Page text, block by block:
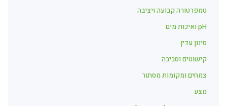
טמפרטורה קבועה ויציבה
pH ואיכות מים
סינון עדין
קישוטים וסביבה
צמחים ומקומות מסתור
מצע